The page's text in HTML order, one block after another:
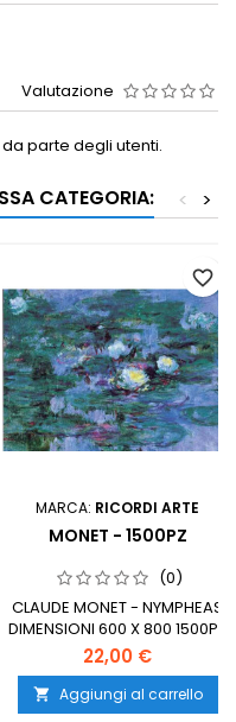
Valutazione
parte degli utenti.
CATEGORIA: >
<
MARCA: RICORDI ARTE
MONET - 1500PZ
(0)
CLAUDE MONET - NYMPHEAS
DIMENSIONI 600 X 800 1500PZ
22,00 €
 Aggiungi al carrello
favorite_border